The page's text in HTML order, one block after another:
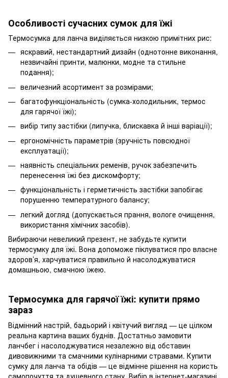
Особливості сучасних сумок для їжі
Термосумка для ланча виділяється низкою примітних рис:
яскравий, нестандартний дизайн (однотонне виконання,
незвичайні принти, малюнки, модне та стильне
подання);
величезний асортимент за розмірами;
багатофункціональність (сумка-холодильник, термос
для гарячої їжі);
вибір типу застібки (липучка, блискавка й інші варіації);
ергономічність параметрів (зручність повсюдної
експлуатації);
наявність спеціальних ременів, ручок забезпечить
перенесення їжі без дискомфорту;
функціональність і герметичність застібки запобігає
порушенню температурного балансу;
легкий догляд (допускається прання, вологе очищення,
використання хімічних засобів).
Вибираючи невеликий презент, не забудьте купити
термосумку для їжі. Вона допоможе піклуватися про власне
здоров’я, харчуватися правильно й насолоджуватися
домашньою, смачною їжею.
Термосумка для гарячої їжі: купити прямо
зараз
Відмінний настрій, бадьорий і квітучий вигляд — це цілком
реальна картина ваших буднів. Достатньо замовити
ланчбег і насолоджуватися незалежно від обставин
дивовижними та смачними кулінарними стравами. Купити
сумку для ланча та обідів — це відмінне рішення на користь
самопочуття та душевного стану. Вибір в інтернет-магазині